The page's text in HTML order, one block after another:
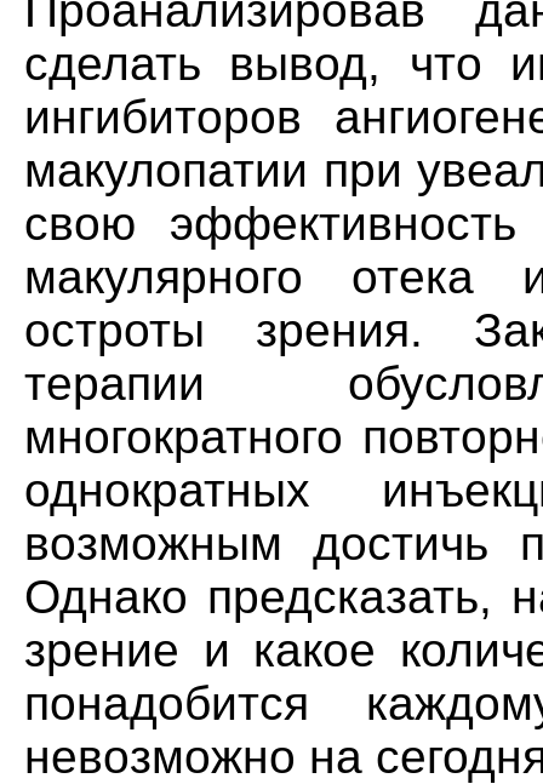
сделать вывод, что
ингибиторов
макулопатии при
свою
макулярного отека
остроты зрения.
терапии
многократного
однократных
возможным достичь
Однако предсказать,
зрение и какое
понадобится
невозможно на